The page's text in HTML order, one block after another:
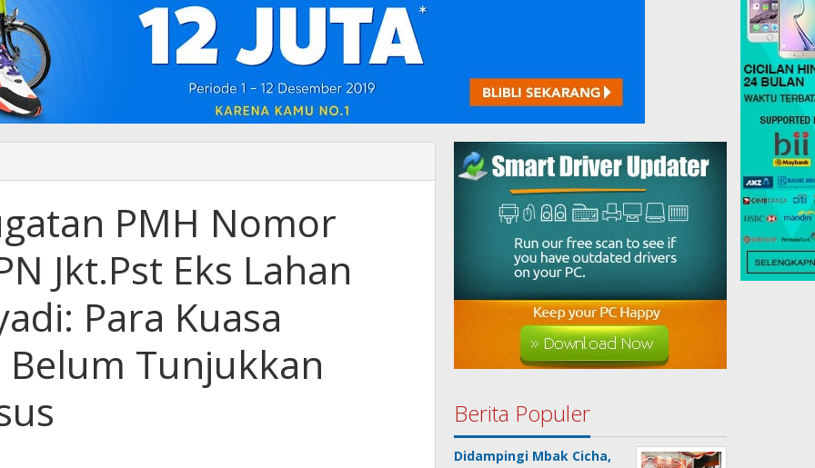
PN
PMH Nomor
Jkt.Pst Eks Lahan
Para Kuasa
Tunjukkan
Berita Populer
Didampingi Mbak Cicha,